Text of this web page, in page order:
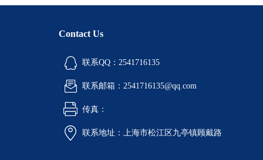
Contact Us
联系QQ：2541716135
联系邮箱：2541716135@qq.com
传真：
联系地址：上海市松江区九亭镇顾戴路